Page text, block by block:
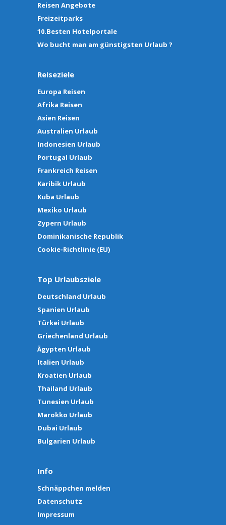
Reisen Angebote
Freizeitparks
10.Besten Hotelportale
Wo bucht man am günstigsten Urlaub ?
Reiseziele
Europa Reisen
Afrika Reisen
Asien Reisen
Australien Urlaub
Indonesien Urlaub
Portugal Urlaub
Frankreich Reisen
Karibik Urlaub
Kuba Urlaub
Mexiko Urlaub
Zypern Urlaub
Dominikanische Republik
Cookie-Richtlinie (EU)
Top Urlaubsziele
Deutschland Urlaub
Spanien Urlaub
Türkei Urlaub
Griechenland Urlaub
Ägypten Urlaub
Italien Urlaub
Kroatien Urlaub
Thailand Urlaub
Tunesien Urlaub
Marokko Urlaub
Dubai Urlaub
Bulgarien Urlaub
Info
Schnäppchen melden
Datenschutz
Impressum